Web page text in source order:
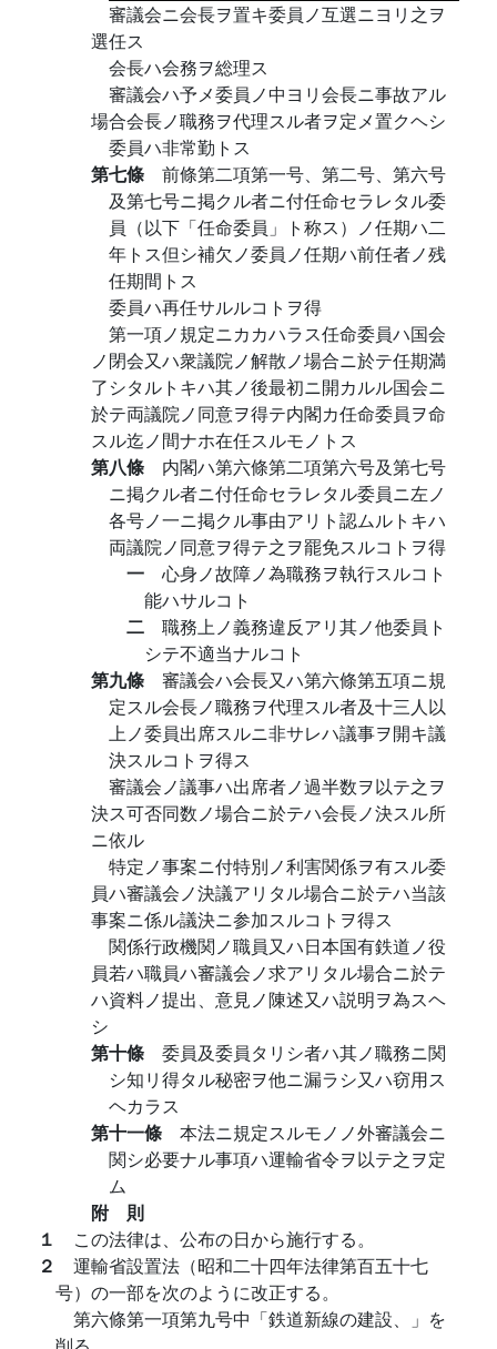
審議会ニ会長ヲ置キ委員ノ互選ニヨリ之ヲ
選任ス
会長ハ会務ヲ総理ス
審議会ハ予メ委員ノ中ヨリ会長ニ事故アル
場合会長ノ職務ヲ代理スル者ヲ定メ置クヘシ
委員ハ非常勤トス
第七條 前條第二項第一号、第二号、第六号
及第七号ニ掲クル者ニ付任命セラレタル委
員（以下「任命委員」ト称ス）ノ任期ハ二
年トス但シ補欠ノ委員ノ任期ハ前任者ノ残
任期間トス
委員ハ再任サルルコトヲ得
第一項ノ規定ニカカハラス任命委員ハ国会
ノ閉会又ハ衆議院ノ解散ノ場合ニ於テ任期満
了シタルトキハ其ノ後最初ニ開カルル国会ニ
於テ両議院ノ同意ヲ得テ内閣カ任命委員ヲ命
スル迄ノ間ナホ在任スルモノトス
第八條 内閣ハ第六條第二項第六号及第七号
ニ掲クル者ニ付任命セラレタル委員ニ左ノ
各号ノ一ニ掲クル事由アリト認ムルトキハ
両議院ノ同意ヲ得テ之ヲ罷免スルコトヲ得
一 心身ノ故障ノ為職務ヲ執行スルコト
能ハサルコト
二 職務上ノ義務違反アリ其ノ他委員ト
シテ不適当ナルコト
第九條 審議会ハ会長又ハ第六條第五項ニ規
定スル会長ノ職務ヲ代理スル者及十三人以
上ノ委員出席スルニ非サレハ議事ヲ開キ議
決スルコトヲ得ス
審議会ノ議事ハ出席者ノ過半数ヲ以テ之ヲ
決ス可否同数ノ場合ニ於テハ会長ノ決スル所
ニ依ル
特定ノ事案ニ付特別ノ利害関係ヲ有スル委
員ハ審議会ノ決議アリタル場合ニ於テハ当該
事案ニ係ル議決ニ参加スルコトヲ得ス
関係行政機関ノ職員又ハ日本国有鉄道ノ役
員若ハ職員ハ審議会ノ求アリタル場合ニ於テ
ハ資料ノ提出、意見ノ陳述又ハ説明ヲ為スヘ
シ
第十條 委員及委員タリシ者ハ其ノ職務ニ関
シ知リ得タル秘密ヲ他ニ漏ラシ又ハ窃用ス
ヘカラス
第十一條 本法ニ規定スルモノノ外審議会ニ
関シ必要ナル事項ハ運輸省令ヲ以テ之ヲ定
ム
附 則
１ この法律は、公布の日から施行する。
２ 運輸省設置法（昭和二十四年法律第百五十七
号）の一部を次のように改正する。
第六條第一項第九号中「鉄道新線の建設、」を